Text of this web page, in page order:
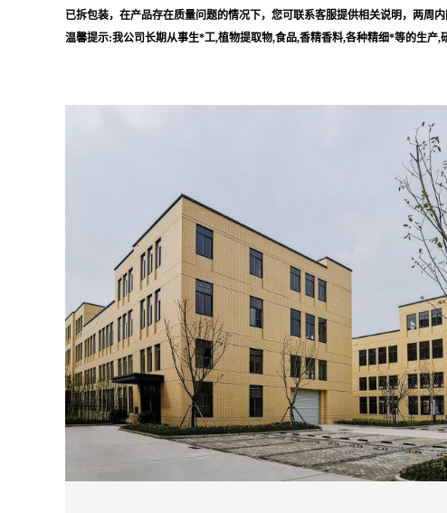
已拆包装，在产品存在质量问题的情况下，您可联系客服提供相关说明，两周
温馨提示:我公司长期从事生*工,植物提取物,食品,香精香料,各种精细*等的生产